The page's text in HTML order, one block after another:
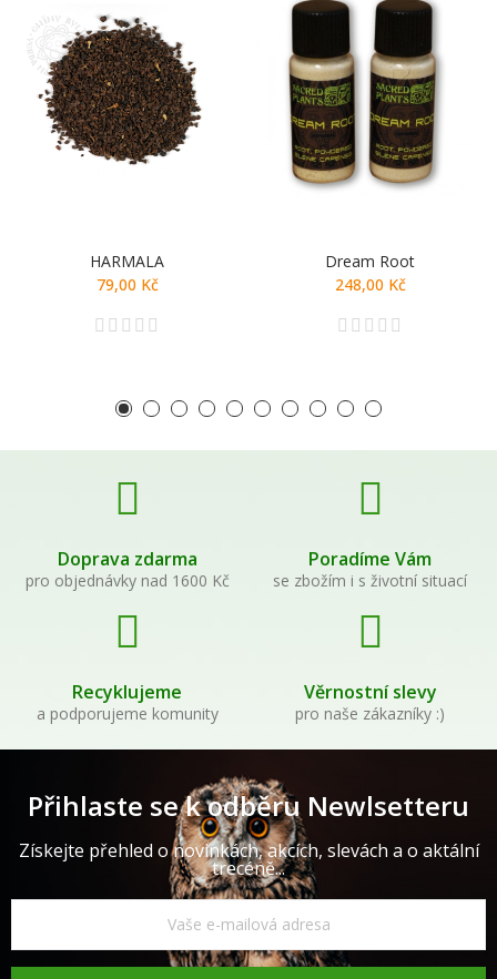
HARMALA
79,00 Kč
Dream Root
248,00 Kč
Doprava zdarma
pro objednávky nad 1600 Kč
Poradíme Vám
se zbožím i s životní situací
Recyklujeme
a podporujeme komunity
Věrnostní slevy
pro naše zákazníky :)
Přihlaste se k odběru Newlsetteru
Získejte přehled o novinkách, akcích, slevách a o aktální
trecéně...